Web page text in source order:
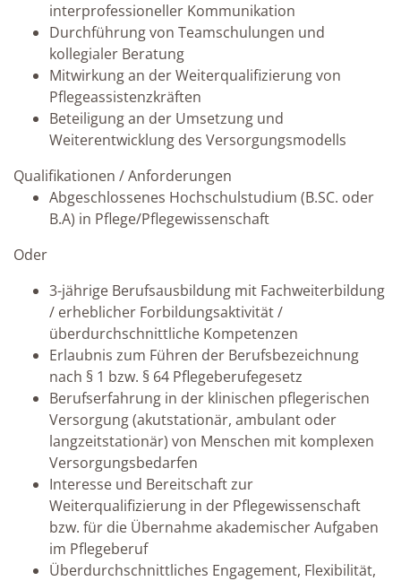
interprofessioneller Kommunikation
Durchführung von Teamschulungen und
kollegialer Beratung
Mitwirkung an der Weiterqualifizierung von
Pflegeassistenzkräften
Beteiligung an der Umsetzung und
Weiterentwicklung des Versorgungsmodells
Qualifikationen / Anforderungen
Abgeschlossenes Hochschulstudium (B.SC. oder
B.A) in Pflege/Pflegewissenschaft
Oder
3-jährige Berufsausbildung mit Fachweiterbildung
/ erheblicher Forbildungsaktivität /
überdurchschnittliche Kompetenzen
Erlaubnis zum Führen der Berufsbezeichnung
nach § 1 bzw. § 64 Pflegeberufegesetz
Berufserfahrung in der klinischen pflegerischen
Versorgung (akutstationär, ambulant oder
langzeitstationär) von Menschen mit komplexen
Versorgungsbedarfen
Interesse und Bereitschaft zur
Weiterqualifizierung in der Pflegewissenschaft
bzw. für die Übernahme akademischer Aufgaben
im Pflegeberuf
Überdurchschnittliches Engagement, Flexibilität,